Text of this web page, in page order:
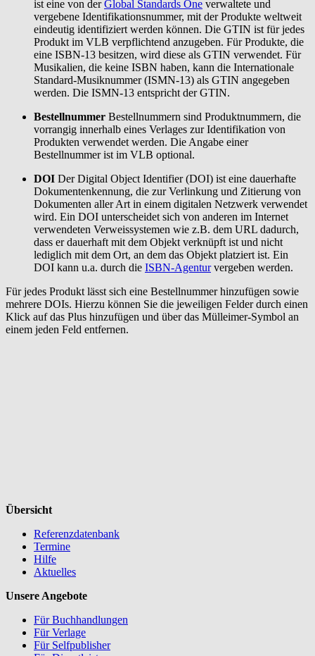
ist eine von derGlobal Standards One verwaltete und
vergebene Identifikationsnummer, mit der Produkte weltweit
eindeutig identifiziert werden können. Die GTIN ist für jedes
Produkt im VLB verpflichtend anzugeben. Für Produkte, die
eine ISBN-13 besitzen, wird diese als GTIN verwendet. Für
Musikalien, die keine ISBN haben, kann die Internationale
Standard-Musiknummer (ISMN-13) als GTIN angegeben
werden. Die ISMN-13 entspricht der GTIN.
Bestellnummer Bestellnummern sind Produktnummern, die
vorrangig innerhalb eines Verlages zur Identifikation von
Produkten verwendet werden. Die Angabe einer
Bestellnummer ist im VLB optional.
DOI Der Digital Object Identifier (DOI) ist eine dauerhafte
Dokumentenkennung, die zur Verlinkung und Zitierung von
Dokumenten aller Art in einem digitalen Netzwerk verwendet
wird. Ein DOI unterscheidet sich von anderen im Internet
verwendeten Verweissystemen wie z.B. dem URL dadurch,
dass er dauerhaft mit dem Objekt verknüpft ist und nicht
lediglich mit dem Ort, an dem das Objekt platziert ist. Ein
DOI kann u.a. durch die ISBN-Agenturvergeben werden.
Für jedes Produkt lässt sich eine Bestellnummer hinzufügen sowie
mehrere DOIs. Hierzu können Sie die jeweiligen Felder durch einen
Klick auf das Plus hinzufügen und über das Mülleimer-Symbol an
einem jeden Feld entfernen.
Übersicht
Referenzdatenbank
Termine
Hilfe
Aktuelles
Unsere Angebote
Für Buchhandlungen
Für Verlage
Für Selfpublisher